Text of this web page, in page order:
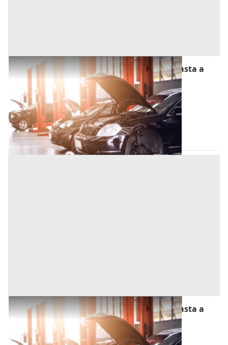
Stalle, Scuderie, Rimesse, Autorimesse all'asta a
Sant'Angelo di Piove di Sacco
Sant'Angelo di Piove di Sacco (Padova)
Offerta minima
3.675.000 € 4.900.000 €
Codice asta:9a40d700
05/11/2026
Stalle, Scuderie, Rimesse, Autorimesse all'asta a
Este
Offerta minima
9.375 € 12.500 €